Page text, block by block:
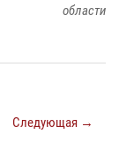
области
Следующая →